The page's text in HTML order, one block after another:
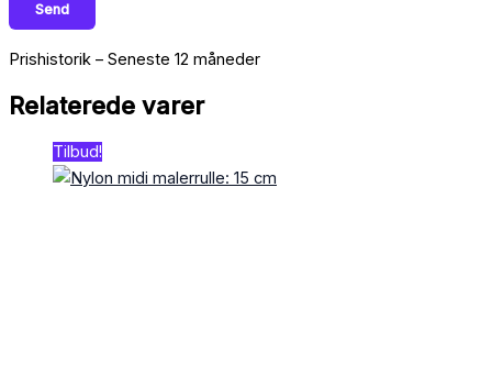
Prishistorik – Seneste 12 måneder
Relaterede varer
Tilbud!